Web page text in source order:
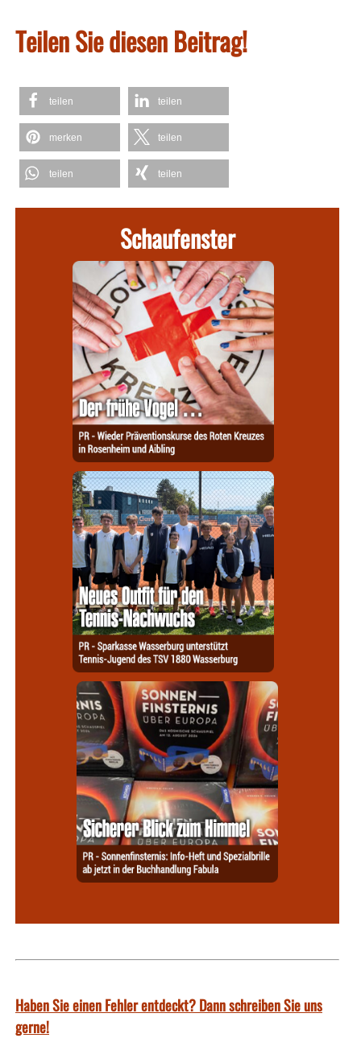
Teilen Sie diesen Beitrag!
teilen teilen
merken teilen
teilen teilen
Schaufenster
Haben Sie einen Fehler entdeckt? Dann schreiben Sie uns
gerne!